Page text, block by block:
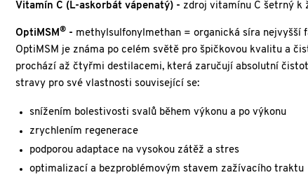
Vitamín C (L-askorbát vápenatý) - zdroj vitamínu C šetrný k
OptiMSM® - methylsulfonylmethan = organická síra
OptiMSM je známa po celém světě pro špičkovou kvalitu a
prochází až čtyřmi destilacemi, která zaručují absolutní
stravy pro své vlastnosti související se:
snížením bolestivosti svalů během výkonu a po výkonu
zrychlením regenerace
podporou adaptace na vysokou zátěž a stres
optimalizací a bezproblémovým stavem zažívacího traktu